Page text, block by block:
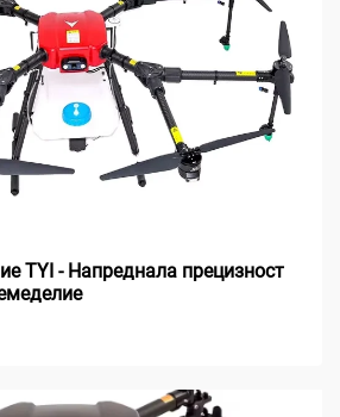
TYI - Напреднала прецизност